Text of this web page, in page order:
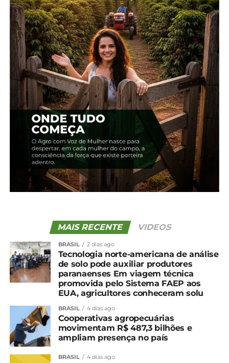
custo total de produção.
Os estados de Santa Catarina e Paraná são
referências nos cálculos dos Índices de Custo de
Produção (ICPs) da CIAS devido à sua posição como
maiores produtores nacionais de suínos e frangos
de corte, respectivamente. No entanto, a CIAS
também oferece estimativas para outros estados
brasileiros. Essas informações são fundamentais
para indicar a evolução dos custos nesses setores
produtivos.
É importante que avicultores e suinocultores
monitorem a evolução dos seus próprios custos de
produção, utilizando esses índices como referência
para a tomada de decisões estratégicas.
MAIS RECENTE VIDEOS
BRASIL 2 dias ago
Tecnologia norte-americana de análise
de solo pode auxiliar produtores
paranaenses Em viagem técnica
promovida pelo Sistema FAEP aos
EUA, agricultores conheceram solu
BRASIL 4 dias ago
Cooperativas agropecuárias
movimentam R$ 487,3 bilhões e
ampliam presença no país
BRASIL 4 dias ago